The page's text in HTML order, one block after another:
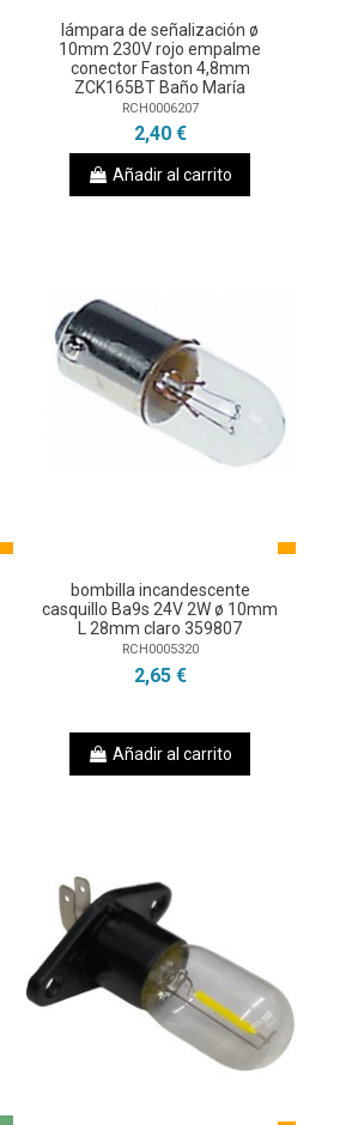
lámpara de señalización ø
10mm 230V rojo empalme
conector Faston 4,8mm
ZCK165BT Baño María
RCH0006207
2,40 €
Añadir al carrito
bombilla incandescente
casquillo Ba9s 24V 2W ø 10mm
L 28mm claro 359807
RCH0005320
2,65 €
Añadir al carrito